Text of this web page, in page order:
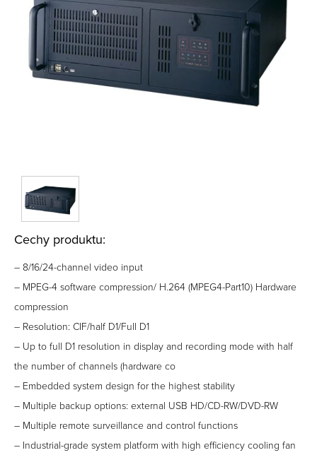
Cechy produktu:
– 8/16/24-channel video input
– MPEG-4 software compression/ H.264 (MPEG4-Part10) Hardware
compression
– Resolution: CIF/half D1/Full D1
– Up to full D1 resolution in display and recording mode with half
the number of channels (hardware co
– Embedded system design for the highest stability
– Multiple backup options: external USB HD/CD-RW/DVD-RW
– Multiple remote surveillance and control functions
– Industrial-grade system platform with high efficiency cooling fan